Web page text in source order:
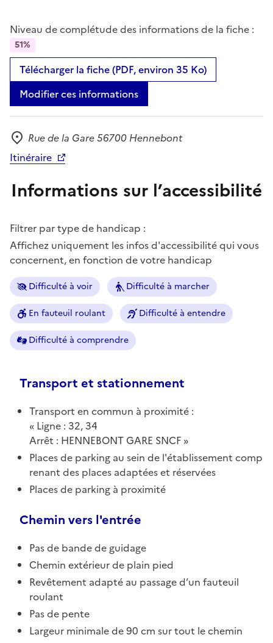
Niveau de complétude des informations de la fiche :
51%
Télécharger la fiche (PDF, environ 35 Ko)
Modifier ces informations
Adresse
Rue de la Gare 56700 Hennebont
Itinéraire
Informations sur l’accessibilité
Filtrer par type de handicap :
Affichez uniquement les infos d'accessibilité qui vous
concernent, en fonction de votre handicap
Difficulté à voir Difficulté à marcher
En fauteuil roulant Difficulté à entendre
Difficulté à comprendre
Transport et stationnement
Transport en commun à proximité :
Ligne : 32, 34
Arrêt : HENNEBONT GARE SNCF
Places de parking au sein de l'établissement comp
renant des places adaptées et réservées
Places de parking à proximité
Chemin vers l'entrée
Pas de bande de guidage
Chemin extérieur de plain pied
Revêtement adapté au passage d’un fauteuil
roulant
Pas de pente
Largeur minimale de 90 cm sur tout le chemin